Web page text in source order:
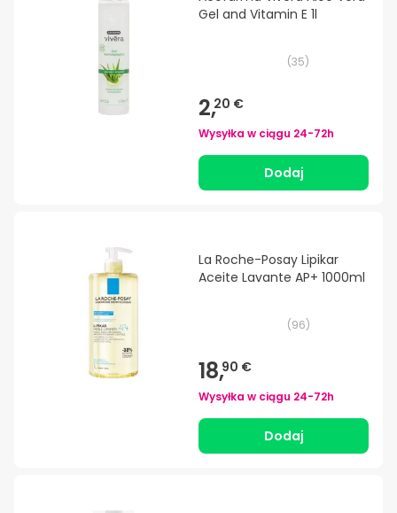
Gel and Vitamin E 1l
(35)
2,20 €
Wysyłka w ciągu 24-72h
Dodaj
La Roche-Posay Lipikar
Aceite Lavante AP+ 1000ml
(96)
18,90 €
Wysyłka w ciągu 24-72h
Dodaj